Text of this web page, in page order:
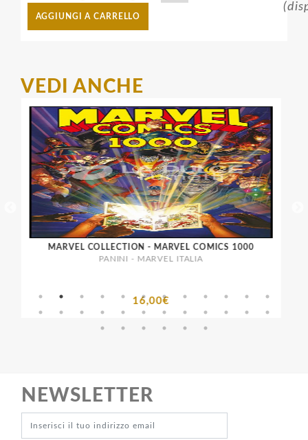
AGGIUNGI A CARRELLO
VEDI ANCHE
MARVEL COLLECTION - MARVEL COMICS 1000
PANINI - MARVEL ITALIA
16,00€
NEWSLETTER